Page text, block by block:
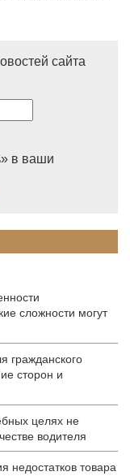
сайта
в ваши
сложности могут
гражданского
сторон и
целях не
водителя
недостатков товара